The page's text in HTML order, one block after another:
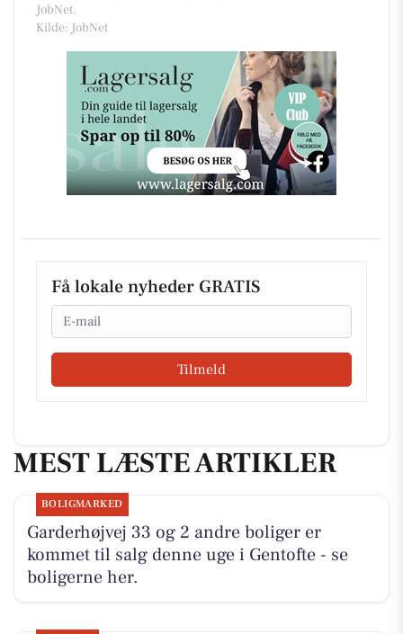
JobNet.
Kilde: JobNet
Få lokale nyheder GRATIS
Email
Tilmeld
MEST LÆSTE ARTIKLER
BOLIGMARKED
Garderhøjvej 33 og 2 andre boliger er
kommet til salg denne uge i Gentofte - se
boligerne her.